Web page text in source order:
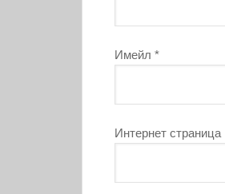
Имейл *
Интернет страница